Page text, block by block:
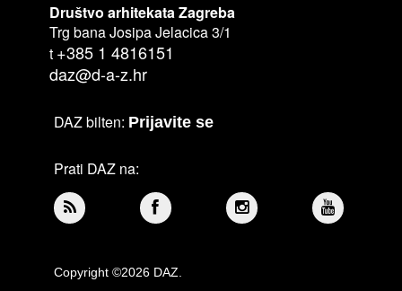
Društvo arhitekata Zagreba
Trg bana Josipa Jelacica 3/1
t +385 1 4816151
daz@d-a-z.hr
DAZ bilten: Prijavite se
Prati DAZ na:
Copyright ©2026 DAZ.